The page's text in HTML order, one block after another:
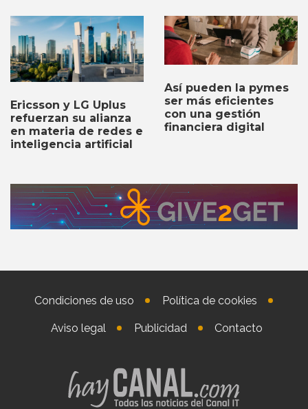
Ericsson y LG Uplus
refuerzan su alianza
en materia de redes e
inteligencia artificial
Así pueden la pymes
ser más eficientes
con una gestión
financiera digital
Condiciones de uso Política de cookies
Aviso legal Publicidad Contacto